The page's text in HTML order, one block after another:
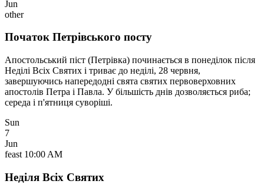
Jun
other
Початок Петрівського посту
Апостольський піст (Петрівка) починається в понеділок після
Неділі Всіх Святих і триває до неділі, 28 червня,
завершуючись напередодні свята святих первоверховних
апостолів Петра і Павла. У більшість днів дозволяється риба;
середа і п'ятниця суворіші.
Sun
7
Jun
feast 10:00 AM
Неділя Всіх Святих